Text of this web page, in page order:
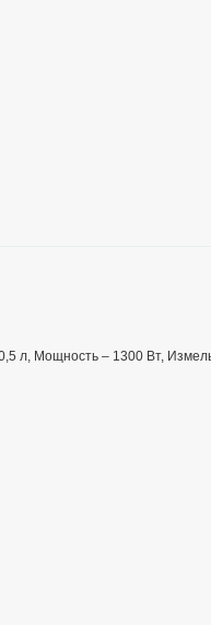
л, Мощность – 1300 Вт,